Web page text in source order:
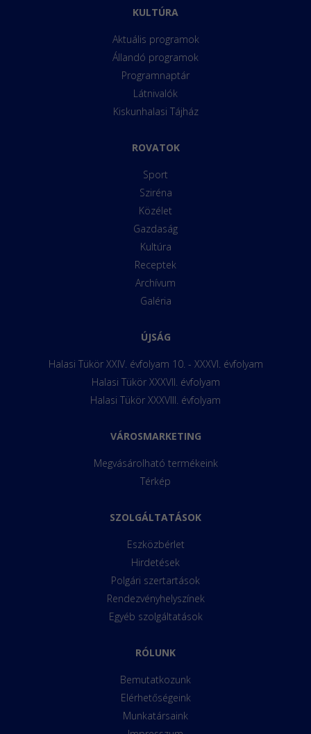
KULTÚRA
Aktuális programok
Állandó programok
Programnaptár
Látnivalók
Kiskunhalasi Tájház
ROVATOK
Sport
Sziréna
Közélet
Gazdaság
Kultúra
Receptek
Archívum
Galéria
ÚJSÁG
Halasi Tükör XXIV. évfolyam 10. - XXXVI. évfolyam
Halasi Tükör XXXVII. évfolyam
Halasi Tükör XXXVIII. évfolyam
VÁROSMARKETING
Megvásárolható termékeink
Térkép
SZOLGÁLTATÁSOK
Eszközbérlet
Hirdetések
Polgári szertartások
Rendezvényhelyszínek
Egyéb szolgáltatások
RÓLUNK
Bemutatkozunk
Elérhetőségeink
Munkatársaink